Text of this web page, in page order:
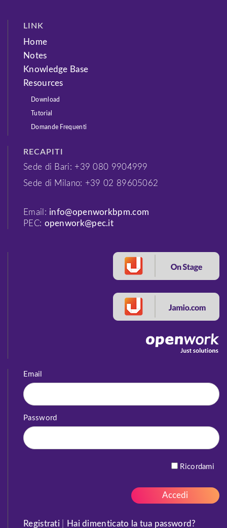
LINK
Home
Notes
Knowledge Base
Resources
Download
Tutorial
Domande Frequenti
RECAPITI
Sede di Bari: +39 080 9904999
Sede di Milano: +39 02 89605062
Email: info@openworkbpm.com
PEC: openwork@pec.it
Email
Password
Ricordami
Registrati Hai dimenticato la tua password?